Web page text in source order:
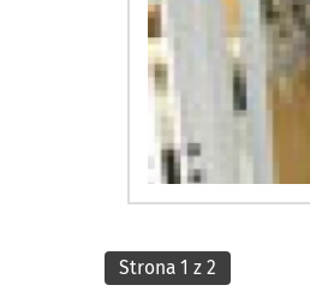
Strona 1 z 2